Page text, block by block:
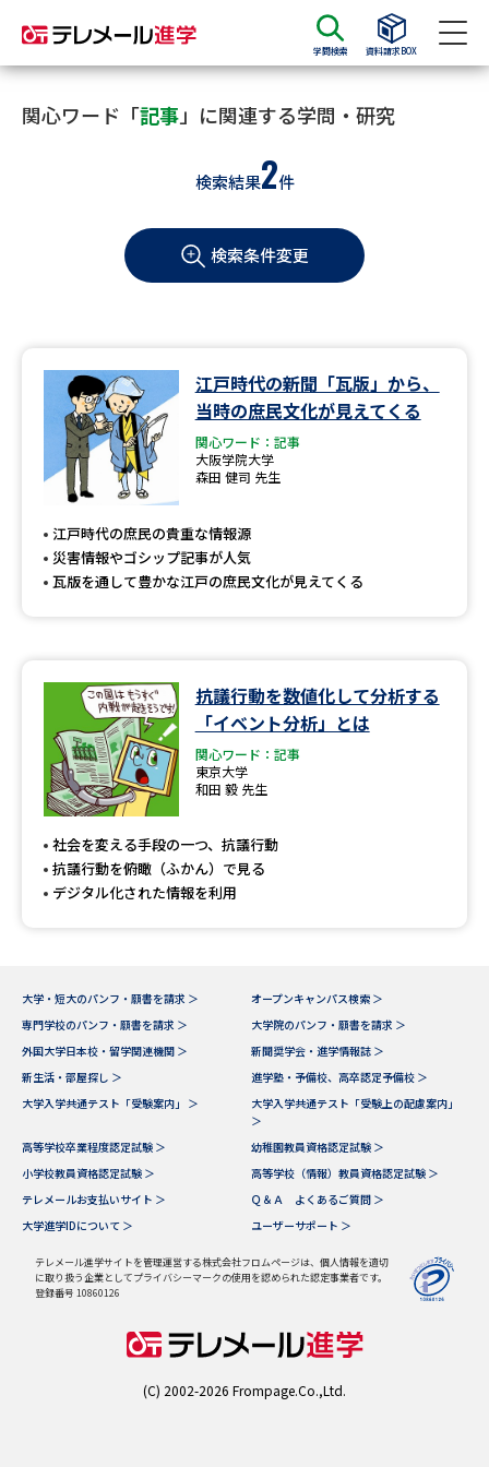
学問検索 資料請求BOX
資料請求 資料検索
大学・短大の資料種類から請求
学部・学科パンフ
過去問題集
大学・短大以外の資料から請求
専門学校の資料請求 大学院の資料請求
留学・進学関連、塾・予備校
高等学校（情報）教員資格認定
大学研究
大学で学べる内容や特徴を調べる
データサイエンス特集 奨学金・特待生制度特集
デジタルパンフレット 進路の３択
（高3生用）
（高2生用）
SELFBRAND特集ページ
オープンキャンパスなどを調べる
関心ワード「記事」に関連する学問・研究
検索結果2件
検索条件変更
江戸時代の新聞「瓦版」から、
当時の庶民文化が見えてくる
関心ワード：記事
大阪学院大学
森田 健司 先生
江戸時代の庶民の貴重な情報源
災害情報やゴシップ記事が人気
瓦版を通して豊かな江戸の庶民文化が見えてくる
抗議行動を数値化して分析する
「イベント分析」とは
関心ワード：記事
東京大学
和田 毅 先生
社会を変える手段の一つ、抗議行動
抗議行動を俯瞰（ふかん）で見る
デジタル化された情報を利用
大学・短大のパンフ・願書を請求 ＞
オープンキャンパス検索 ＞
専門学校のパンフ・願書を請求 ＞
大学院のパンフ・願書を請求 ＞
外国大学日本校・留学関連機関 ＞
新聞奨学会・進学情報誌 ＞
新生活・部屋探し ＞
進学塾・予備校、高卒認定予備校 ＞
大学入学共通テスト「受験案内」 ＞
大学入学共通テスト「受験上の配慮案内」
＞
高等学校卒業程度認定試験 ＞
幼稚園教員資格認定試験 ＞
小学校教員資格認定試験 ＞
高等学校（情報）教員資格認定試験 ＞
テレメールお支払いサイト ＞
Ｑ＆Ａ よくあるご質問 ＞
大学進学IDについて ＞
ユーザーサポート ＞
テレメール進学サイトを管理運営する株式会社フロムページは、個人情報を適切
に取り扱う企業としてプライバシーマークの使用を認められた認定事業者です。
登録番号 10860126
(C) 2002-2026 Frompage.Co.,Ltd.